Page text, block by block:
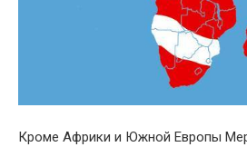
Кроме Африки и Южной Европы